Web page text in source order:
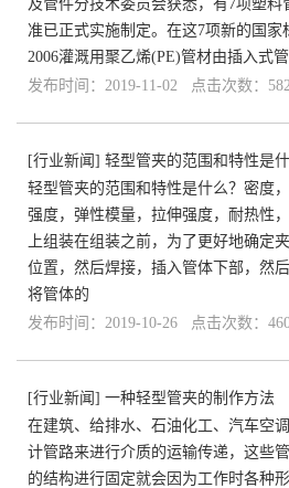
及管件分技术委员会获悉，有7项塑
准已正式实施制定。在这7项新的国家
2006灌溉用聚乙烯(PE)管材由插入式管
发布时间：2019-11-02 点击次数：
[行业新闻 ] 轻型管夹的范围和特性是什
轻型管夹的范围和特性是什么？密度
强度，弹性模量，拉伸强度，耐热性
上组装在组装之前，为了更好地确定
位置，然后焊接，插入管体下部，然
将管体的
发布时间：2019-10-26 点击次数：
[行业新闻 ] 一种轻型管夹的制作方法
在建筑、给排水、石油化工、汽车空
计管路来进行介质的运输传递，这些
的结构进行固定就会因为工作时各种